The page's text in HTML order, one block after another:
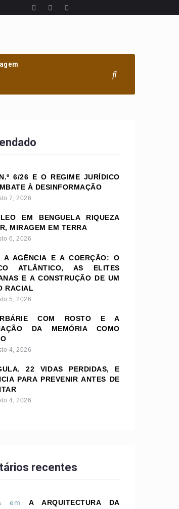
6/26 E O REGIME JURÍDICO
À DESINFORMAÇÃO
7, 2026
EM BENGUELA RIQUEZA
MIRAGEM EM TERRA
6, 2026
A AGÊNCIA E A COERÇÃO: O
ATLÂNTICO, AS ELITES
E A CONSTRUÇÃO DE UM
RACIAL
5, 2026
COM ROSTO E A
DA MEMÓRIA COMO
4, 2026
22 VIDAS PERDIDAS, E
PARA PREVENIR ANTES DE
4, 2026
recentes
emA ARQUITECTURA DA